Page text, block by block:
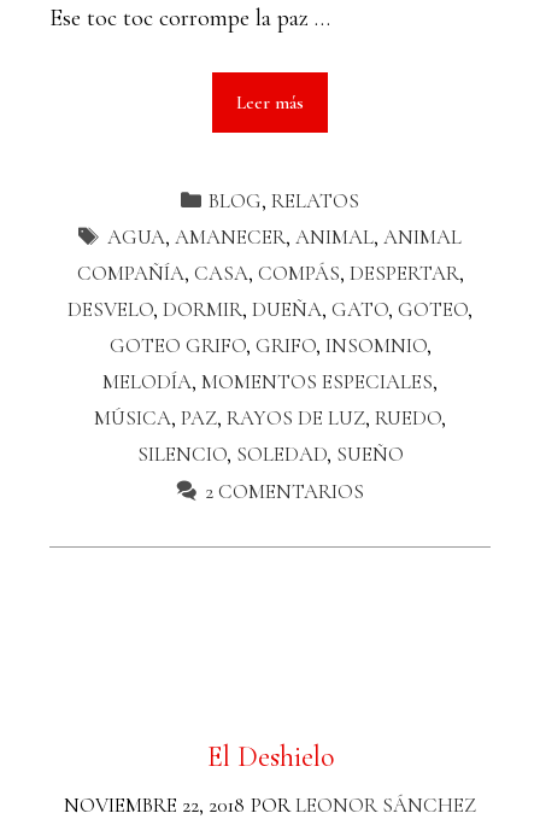
Ese toc toc corrompe la paz …
Leer más
BLOG,RELATOS
AGUA, AMANECER, ANIMAL, ANIMAL
COMPAÑÍA, CASA, COMPÁS, DESPERTAR,
DESVELO, DORMIR, DUEÑA, GATO, GOTEO,
GOTEO GRIFO, GRIFO, INSOMNIO,
MELODÍA, MOMENTOS ESPECIALES,
MÚSICA, PAZ, RAYOS DE LUZ, RUEDO,
SILENCIO, SOLEDAD, SUEÑO
2 COMENTARIOS
El Deshielo
NOVIEMBRE 22, 2018 PORLEONOR SÁNCHEZ